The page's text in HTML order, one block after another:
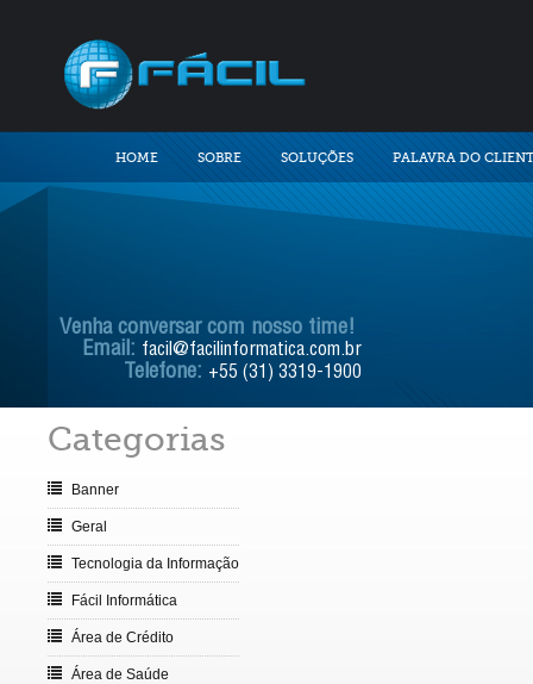
HOME SOBRE SOLUÇÕES PALAVRA DO
Venha conversar com nosso time!
Email: facil@facilinformatica.com.br
Telefone: +55 (31) 3319-1900
Categorias
Banner
Geral
Tecnologia da Informação
Fácil Informática
Área de Crédito
Área de Saúde